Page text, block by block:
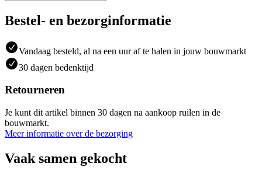
Bestel- en bezorginformatie
Vandaag besteld, al na een uur af te halen in jouw bouwmarkt
30 dagen bedenktijd
Retourneren
Je kunt dit artikel binnen 30 dagen na aankoop ruilen in de
bouwmarkt.
Meer informatie over de bezorging
Vaak samen gekocht